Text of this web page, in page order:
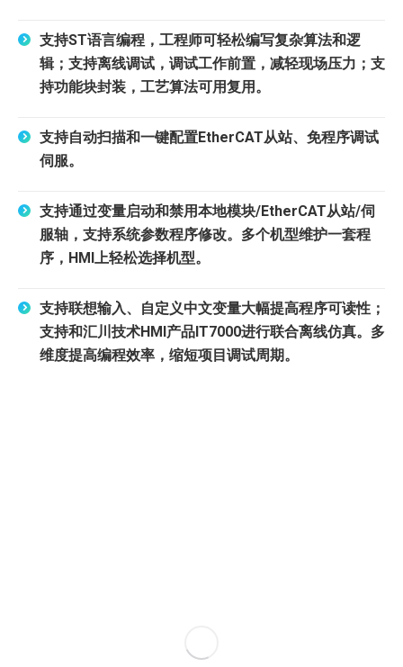
支持ST语言编程，工程师可轻松编写复杂算法和逻
辑；支持离线调试，调试工作前置，减轻现场压力；支
持功能块封装，工艺算法可用复用。
支持自动扫描和一键配置EtherCAT从站、免程序调试
伺服。
支持通过变量启动和禁用本地模块/EtherCAT从站/伺
服轴，支持系统参数程序修改。多个机型维护一套程
序，HMI上轻松选择机型。
支持联想输入、自定义中文变量大幅提高程序可读性；
支持和汇川技术HMI产品IT7000进行联合离线仿真。多
维度提高编程效率，缩短项目调试周期。